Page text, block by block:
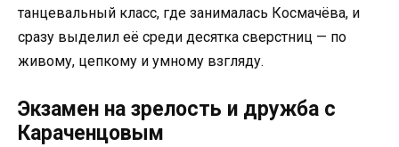
танцевальный класс, где занималась Космачёва, и
сразу выделил её среди десятка сверстниц — по
живому, цепкому и умному взгляду.
Экзамен на зрелость и дружба с
Караченцовым